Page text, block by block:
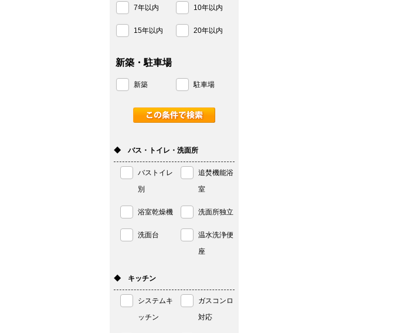
7年以内 10年以内
15年以内 20年以内
新築・駐車場
新築 駐車場
◆ バス・トイレ・洗面所
バストイレ
別
追焚機能浴
室
浴室乾燥機 洗面所独立
洗面台
温水洗浄便
座
◆ キッチン
システムキ
ッチン
ガスコンロ
対応